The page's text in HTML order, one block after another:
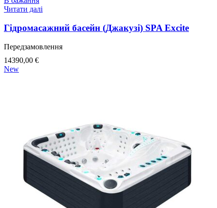
Читати далі
Гідромасажний басейн (Джакузі) SPA Excite
Передзамовлення
14390,00 €
New